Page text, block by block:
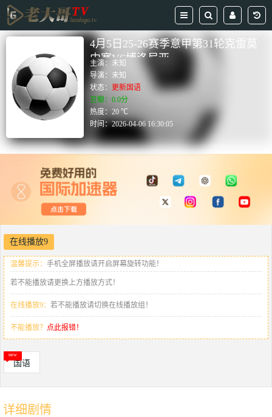
4月5日25-26赛季意甲第31轮克雷莫
内塞VS博洛尼亚
主演： 未知
导演：未知
状态： 更新国语
豆瓣：0.0分
热度：20 ℃
时间：2026-04-06 16:30:05
在线播放9
温馨提示： 手机全屏播放请开启屏幕旋转功能！
若不能播放请更换上方播放方式！
在线播放9： 若不能播放请切换在线播放组！
不能播放？ 点此报错！
国语
详细剧情